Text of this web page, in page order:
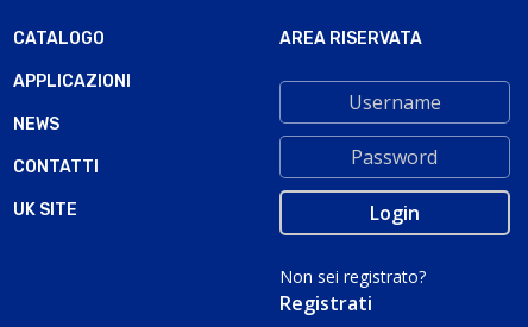
CATALOGO
APPLICAZIONI
NEWS
CONTATTI
UK SITE
AREA RISERVATA
Non sei registrato?
Registrati